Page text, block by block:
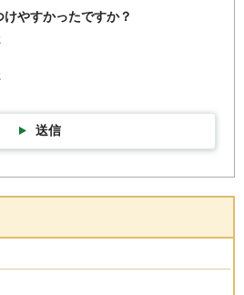
やすかったですか？
送信